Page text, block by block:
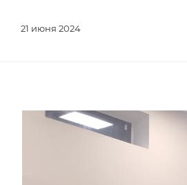
21 июня 2024